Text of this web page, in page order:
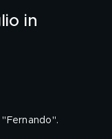
in